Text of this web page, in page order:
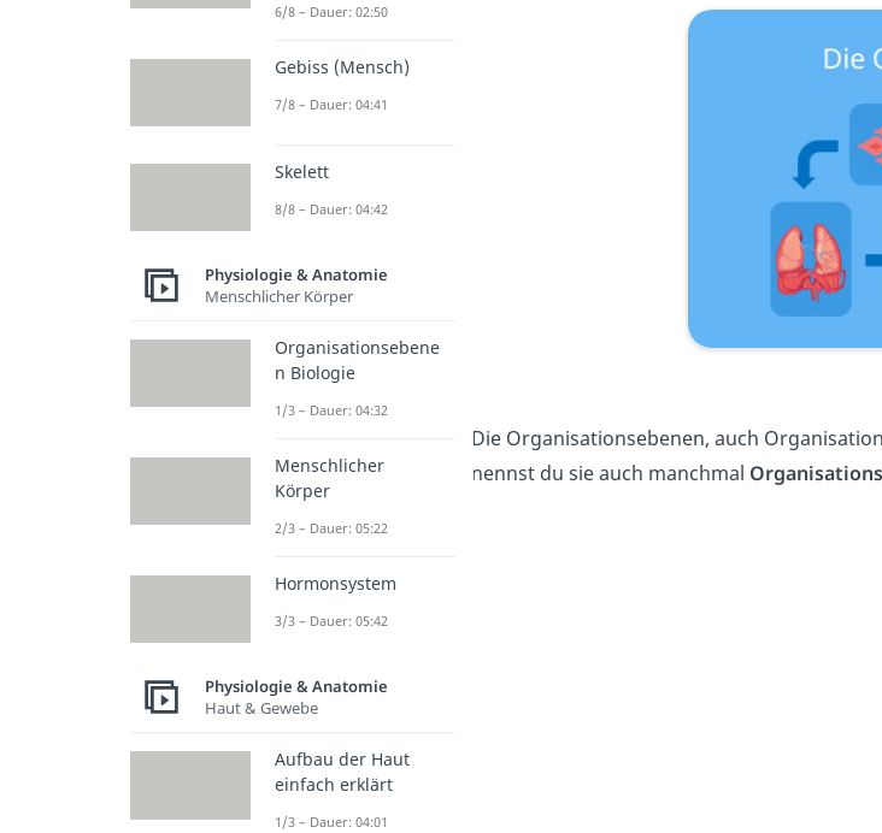
Die Organisationsebenen, auch
nennst du sie auch manchmal
6/8 – Dauer: 02:50
Gebiss (Mensch)
7/8 – Dauer: 04:41
Skelett
8/8 – Dauer: 04:42
Physiologie & Anatomie
Menschlicher Körper
Organisationsebene
n Biologie
1/3 – Dauer: 04:32
Menschlicher
Körper
2/3 – Dauer: 05:22
Hormonsystem
3/3 – Dauer: 05:42
Physiologie & Anatomie
Haut & Gewebe
Aufbau der Haut
einfach erklärt
1/3 – Dauer: 04:01